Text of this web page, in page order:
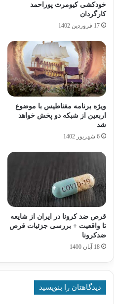
خودکشی کیومرث پوراحمد
کارگردان
17 فروردین 1402
ویژه برنامه مغناطیس با موضوع
اربعین از شبکه دو پخش خواهد
شد
6 شهریور 1402
قرص ضد کرونا در ایران از شایعه
تا واقعیت + بررسی جزئیات قرص
ضدکرونا
18 آبان 1400
دیدگاهتان را بنویسید